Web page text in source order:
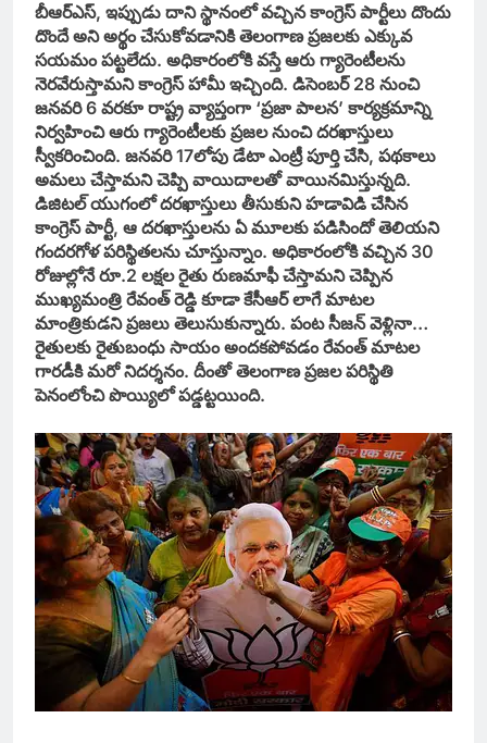
బీఆర్ఎస్, ఇప్పుడు దాని స్థానంలో వచ్చిన కాంగ్రెస్ పార్టీలు దొందు
దొందే అని అర్థం చేసుకోవడానికి తెలంగాణ ప్రజలకు ఎక్కువ
సయమం పట్టలేదు. అధికారంలోకి వస్తే ఆరు గ్యారెంటీలను
నెరవేరుస్తామని కాంగ్రెస్ హామీ ఇచ్చింది. డిసెంబర్ 28 నుంచి
జనవరి 6 వరకూ రాష్ట్ర వ్యాప్తంగా ‘ప్రజా పాలన’ కార్యక్రమాన్ని
నిర్వహించి ఆరు గ్యారెంటీలకు ప్రజల నుంచి దరఖాస్తులు
స్వీకరించింది. జనవరి 17లోపు డేటా ఎంట్రీ పూర్తి చేసి, పథకాలు
అమలు చేస్తామని చెప్పి వాయిదాలతో వాయినమిస్తున్నది.
డిజిటల్ యుగంలో దరఖాస్తులు తీసుకుని హడావిడి చేసిన
కాంగ్రెస్ పార్టీ, ఆ దరఖాస్తులను ఏ మూలకు పడిసిందో తెలియని
గందరగోళ పరిస్థితలను చూస్తున్నాం. అధికారంలోకి వచ్చిన 30
రోజుల్లోనే రూ.2 లక్షల రైతు రుణమాఫీ చేస్తామని చెప్పిన
ముఖ్యమంత్రి రేవంత్ రెడ్డి కూడా కేసీఆర్ లాగే మాటల
మాంత్రికుడని ప్రజలు తెలుసుకున్నారు. పంట సీజన్ వెళ్లినా…
రైతులకు రైతుబంధు సాయం అందకపోవడం రేవంత్ మాటల
గారడీకి మరో నిదర్శనం. దీంతో తెలంగాణ ప్రజల పరిస్థితి
పెనంలోంచి పొయ్యిలో పడ్డట్టయింది.